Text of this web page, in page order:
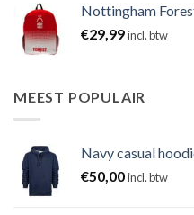
Nottingham
€29,99incl. btw
MEEST POPULAIR
Navy casual
€50,00incl. btw